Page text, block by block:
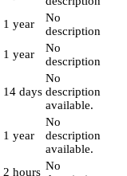
1 year
No
description
1 year
No
description
14 days
No
description
available.
1 year
No
description
available.
2 hours No